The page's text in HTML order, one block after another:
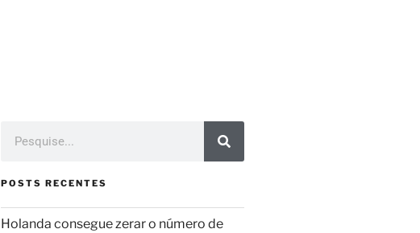
POSTS RECENTES
Holanda consegue zerar o número de